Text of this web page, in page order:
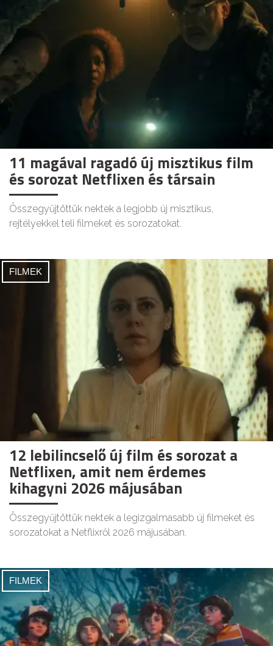
11 magával ragadó új misztikus film
és sorozat Netflixen és társain
Összegyűjtöttük nektek a legjobb új misztikus,
rejtélyekkel teli filmeket és sorozatokat.
FILMEK
12 lebilincselő új film és sorozat a
Netflixen, amit nem érdemes
kihagyni 2026 májusában
Összegyűjtöttük nektek a legizgalmasabb új filmeket és
sorozatokat a Netflixről 2026 májusában.
FILMEK